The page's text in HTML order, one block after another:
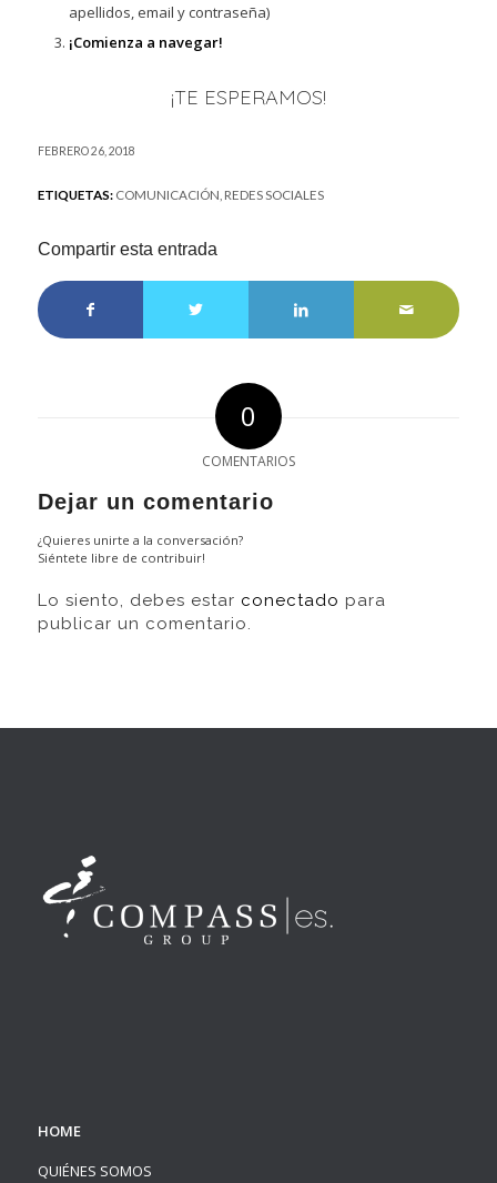
apellidos, email y contraseña)
¡Comienza a navegar!
¡TE ESPERAMOS!
FEBRERO 26, 2018
ETIQUETAS: COMUNICACIÓN REDES SOCIALES
Compartir esta entrada
0
COMENTARIOS
Dejar un comentario
¿Quieres unirte a la conversación?
Siéntete libre de contribuir!
Lo siento, debes estar conectado para
publicar un comentario.
HOME
QUIÉNES SOMOS